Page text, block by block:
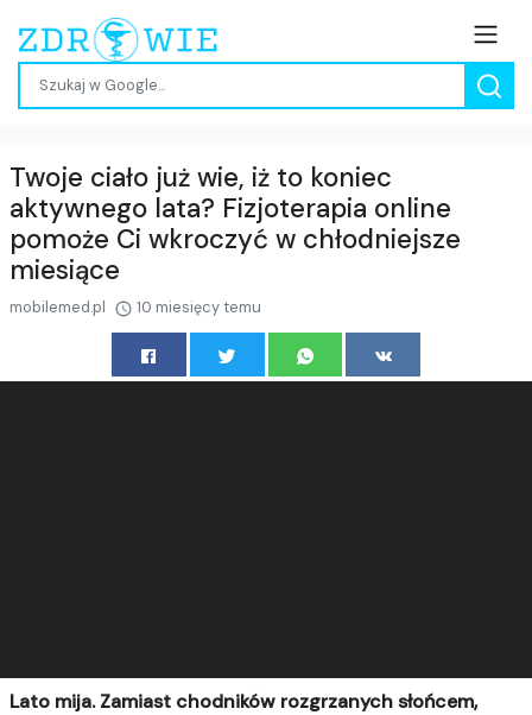
Twoje ciało już wie, iż to koniec
aktywnego lata? Fizjoterapia online
pomoże Ci wkroczyć w chłodniejsze
miesiące
mobilemed.pl 10 miesięcy temu
Lato mija. Zamiast chodników rozgrzanych słońcem,